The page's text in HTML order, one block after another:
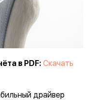
в PDF: Скачать
драйвер